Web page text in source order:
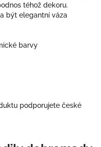
téhož dekoru.
být elegantní váza
barvy
podporujete české